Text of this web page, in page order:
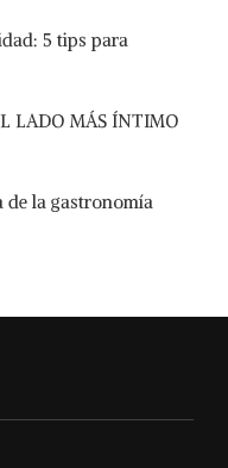
5 tips para
LADO MÁS ÍNTIMO
de la gastronomía